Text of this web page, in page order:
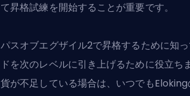
て昇格試練を開始することが重要です。
パスオブエグザイル2で昇格するために知
ドを次のレベルに引き上げるために役立ち
貨が不足している場合は、いつでもEloking